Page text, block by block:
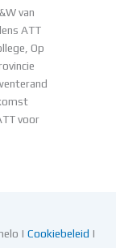
van
ATT
Op
voor
M.B.T.
| Cookiebeleid |